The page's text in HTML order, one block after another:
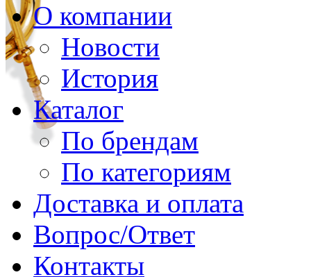
О компании
Новости
История
Каталог
По брендам
По категориям
Доставка и оплата
Вопрос/Ответ
Контакты